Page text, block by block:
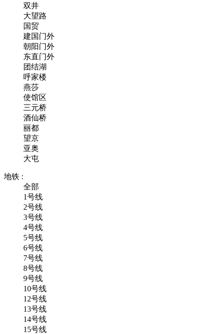
双井
大望路
国贸
建国门外
朝阳门外
东直门外
团结湖
呼家楼
燕莎
使馆区
三元桥
酒仙桥
丽都
望京
亚奥
大屯
地铁 :
全部
1号线
2号线
3号线
4号线
5号线
6号线
7号线
8号线
9号线
10号线
12号线
13号线
14号线
15号线